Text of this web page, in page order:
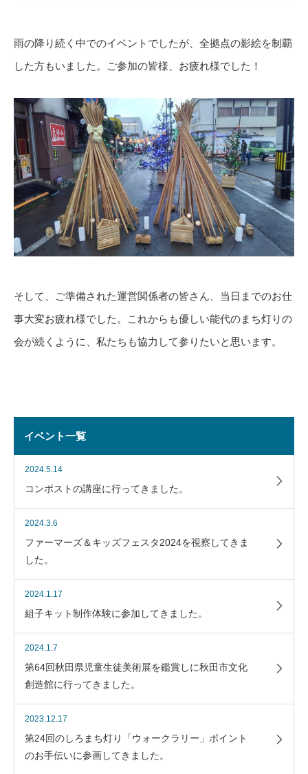
雨の降り続く中でのイベントでしたが、全拠点の影絵を制覇
した方もいました。ご参加の皆様、お疲れ様でした！
そして、ご準備された運営関係者の皆さん、当日までのお仕
事大変お疲れ様でした。これからも優しい能代のまち灯りの
会が続くように、私たちも協力して参りたいと思います。
イベント一覧
2024.5.14
コンポストの講座に行ってきました。
2024.3.6
ファーマーズ＆キッズフェスタ2024を視察してきま
した。
2024.1.17
組子キット制作体験に参加してきました。
2024.1.7
第64回秋田県児童生徒美術展を鑑賞しに秋田市文化
創造館に行ってきました。
2023.12.17
第24回のしろまち灯り「ウォークラリー」ポイント
のお手伝いに参画してきました。